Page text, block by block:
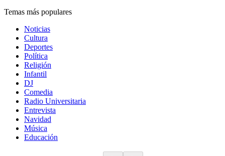
Temas más populares
Noticias
Cultura
Deportes
Política
Religión
Infantil
DJ
Comedia
Radio Universitaria
Entrevista
Navidad
Música
Educación